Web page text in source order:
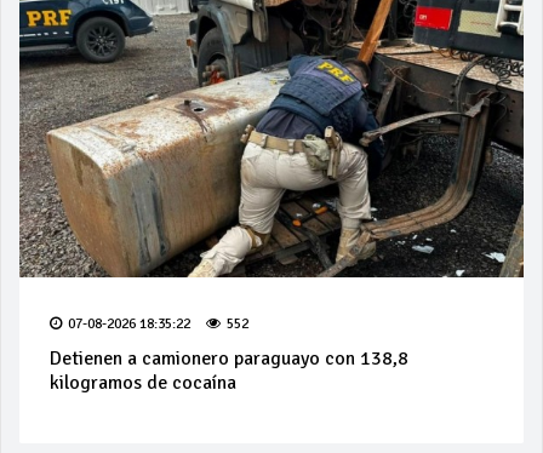
07-08-2026 18:35:22 552
Detienen a camionero paraguayo con 138,8
kilogramos de cocaína